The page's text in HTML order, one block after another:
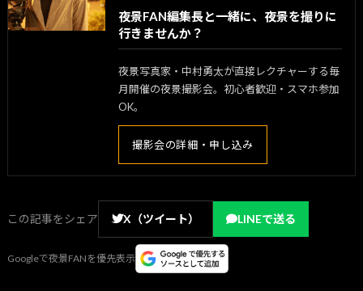
夜景FAN編集長と一緒に、夜景を撮りに
行きませんか？
夜景写真家・中村勇太が直接レクチャーする毎
月開催の夜景撮影会。初心者歓迎・スマホ参加
OK。
撮影会の詳細・申し込み
この記事をシェア X（ツイート） LINEで送る
Googleで夜景FANを優先表示